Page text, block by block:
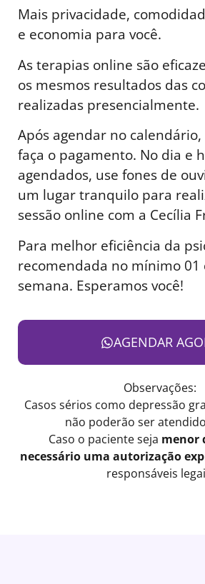
Mais privacidade,
e economia para você.
As terapias online são
os mesmos resultados das
realizadas presencialmente.
Após agendar no
faça o pagamento. No dia e
agendados, use fones de
um lugar tranquilo para
sessão online com a Cecília
Para melhor eficiência da
recomendada no mínimo
semana. Esperamos você!
AGENDAR
Observações:
Casos sérios como depressão
não poderão ser
Caso o paciente seja menor
necessário uma autorização
responsáveis